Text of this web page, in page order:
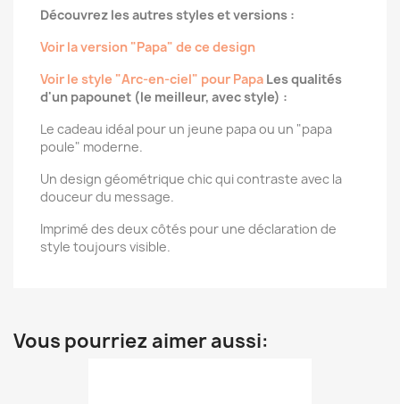
Découvrez les autres styles et versions :
Voir la version "Papa" de ce design
Voir le style "Arc-en-ciel" pour Papa Les qualités
d'un papounet (le meilleur, avec style) :
Le cadeau idéal pour un jeune papa ou un "papa
poule" moderne.
Un design géométrique chic qui contraste avec la
douceur du message.
Imprimé des deux côtés pour une déclaration de
style toujours visible.
Vous pourriez aimer aussi: